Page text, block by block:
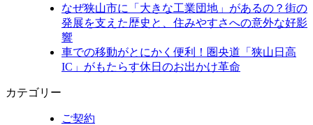
なぜ狭山市に「大きな工業団地」があるの？街の
発展を支えた歴史と、住みやすさへの意外な好影
響
車での移動がとにかく便利！圏央道「狭山日高
IC」がもたらす休日のお出かけ革命
カテゴリー
ご契約